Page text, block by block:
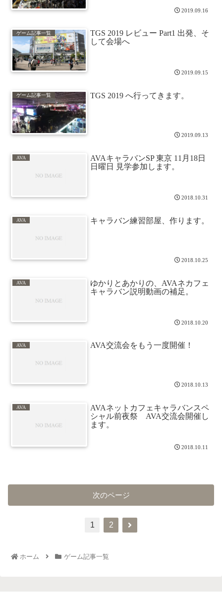
2019.09.16
ゲーム記事一覧
TGS 2019 レビュー Part1 出発、そ
して会場へ
2019.09.15
ゲーム記事一覧 TGS 2019 へ行ってきます。
2019.09.13
AVA
AVAキャラバンSP 東京 11月18日
日曜日 見学参加します。
2018.10.31
AVA キャラバン練習部屋、作ります。
2018.10.25
AVA
ゆかりとあかりの、AVAネカフェ
キャラバン説明動画の補足。
2018.10.20
AVA AVA交流会をもう一度開催！
2018.10.13
AVA
AVAネットカフェキャラバンスペ
シャル前夜祭 AVA交流会開催し
ます。
2018.10.11
次のページ
1 2
ホーム ゲーム記事一覧